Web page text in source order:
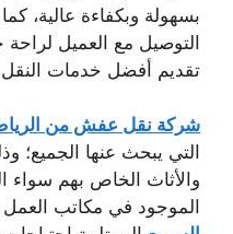
بسهولة وبكفاءة عالية،
التوصيل مع العميل
تقديم أفضل خدمات النقل
شركة نقل عفش من
التي يبحث عنها
والأثاث الخاص بهم سواء
الموجود في مكاتب